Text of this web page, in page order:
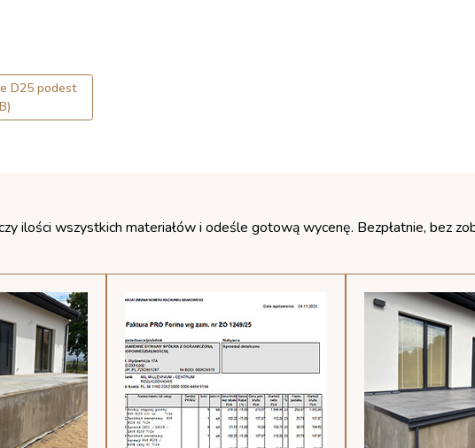
D25 podest
ilości wszystkich materiałów i odeśle gotową wycenę. Bezpłatnie, bez